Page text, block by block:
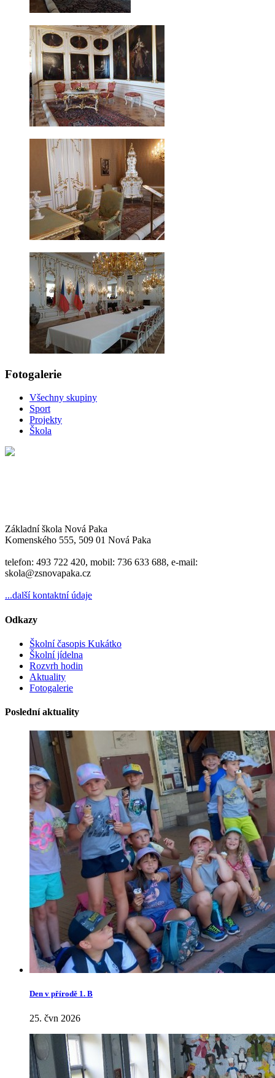
Fotogalerie
Všechny skupiny
Sport
Projekty
Škola
Základní škola Nová Paka
Komenského 555, 509 01 Nová Paka
telefon: 493 722 420, mobil: 736 633 688, e-mail:
skola@zsnovapaka.cz
...další kontaktní údaje
Odkazy
Školní časopis Kukátko
Školní jídelna
Rozvrh hodin
Aktuality
Fotogalerie
Poslední aktuality
Den v přírodě 1. B
25. čvn 2026